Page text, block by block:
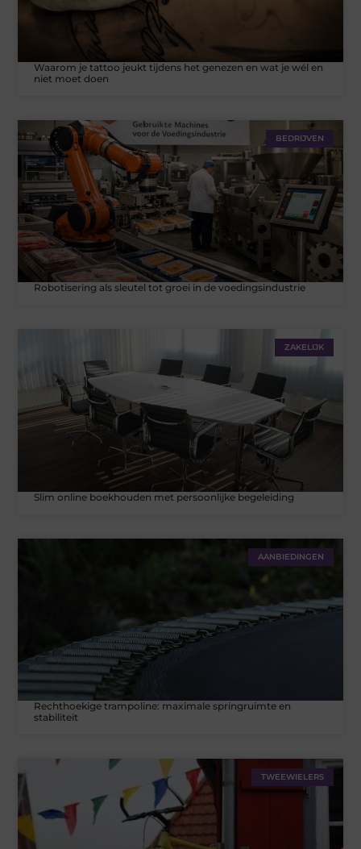
Waarom je tattoo jeukt tijdens het genezen en wat je wél en
niet moet doen
BEDRIJVEN
Robotisering als sleutel tot groei in de voedingsindustrie
ZAKELIJK
Slim online boekhouden met persoonlijke begeleiding
AANBIEDINGEN
Rechthoekige trampoline: maximale springruimte en
stabiliteit
TWEEWIELERS